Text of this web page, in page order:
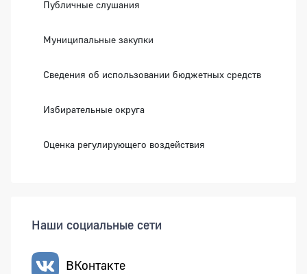
Публичные слушания
Муниципальные закупки
Сведения об использовании бюджетных средств
Избирательные округа
Оценка регулирующего воздействия
Наши социальные сети
ВКонтакте